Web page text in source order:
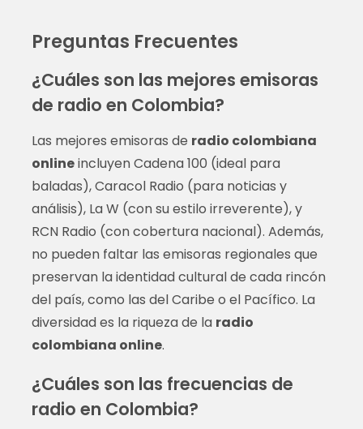
Preguntas Frecuentes
¿Cuáles son las mejores emisoras
de radio en Colombia?
Las mejores emisoras de radio colombiana
onlineincluyen Cadena 100 (ideal para
baladas), Caracol Radio (para noticias y
análisis), La W (con su estilo irreverente), y
RCN Radio (con cobertura nacional). Además,
no pueden faltar las emisoras regionales que
preservan la identidad cultural de cada rincón
del país, como las del Caribe o el Pacífico. La
diversidad es la riqueza de la radio
colombiana online.
¿Cuáles son las frecuencias de
radio en Colombia?